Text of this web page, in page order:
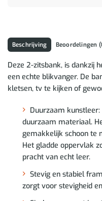
Beschrijving Beoordelingen
Deze 2-zitsbank, is dankzij
een echte blikvanger. De
kletsen, tv te kijken of
Duurzaam
duurzaam materiaal.
gemakkelijk schoon te
Het gladde oppervlak
pracht van echt leer.
Stevig en stabiel
zorgt voor stevigheid